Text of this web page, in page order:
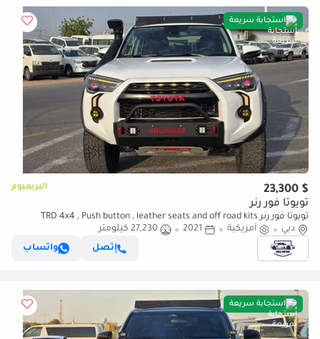
استجابة سريعة
$ 23,300 البريميوم
تويوتا فور رنر
تويوتا فور رنر TRD 4x4 , Push button , leather seats and off road kits
دبي
أمريكية 2021
27,230 كيلومتر
إتصل
واتساب
استجابة سريعة